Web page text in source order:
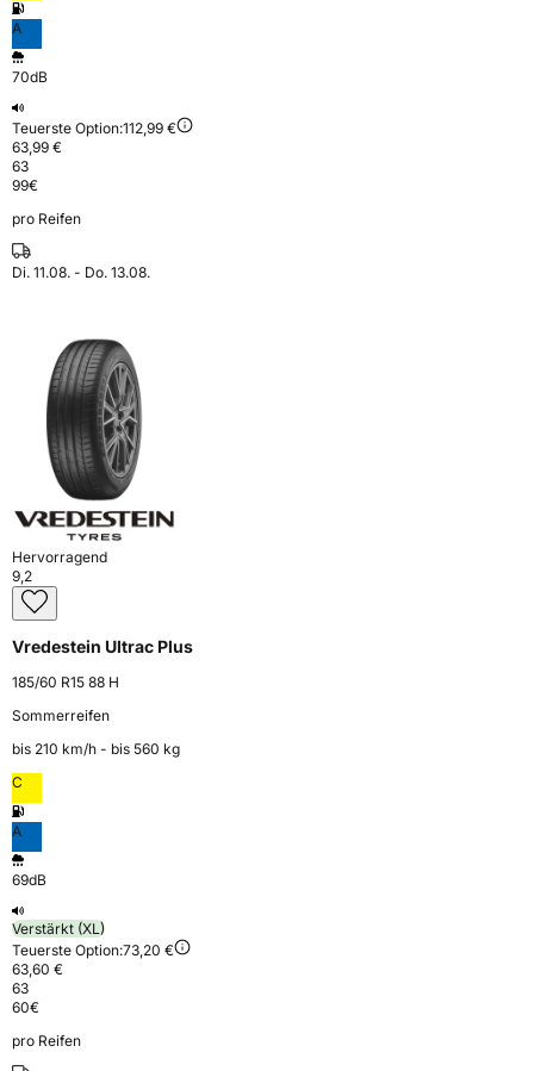
A
70dB
Teuerste Option:112,99 €
63,99 €
63
99€
pro Reifen
Di. 11.08. - Do. 13.08.
Hervorragend
9,2
Vredestein Ultrac Plus
185/60 R15 88 H
Sommerreifen
bis 210 km⁠/⁠h - bis 560 kg
C
A
69dB
Verstärkt (XL)
Teuerste Option:73,20 €
63,60 €
63
60€
pro Reifen